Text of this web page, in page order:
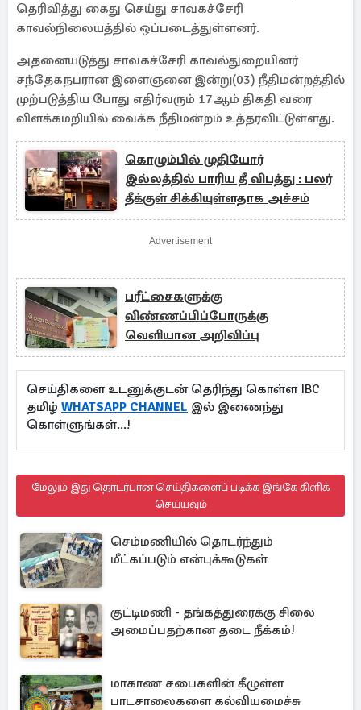
தெரிவித்து கைது செய்து சாவகச்சேரி
காவல்நிலையத்தில் ஒப்படைத்துள்ளனர்.
அதனையடுத்து சாவகச்சேரி காவல்துறையினர்
சந்தேகநபரான இளைஞனை இன்று(03) நீதிமன்றத்தில்
முற்படுத்திய போது எதிர்வரும் 17ஆம் திகதி வரை
விளக்கமறியில் வைக்க நீதிமன்றம் உத்தரவிட்டுள்ளது.
கொழும்பில் முதியோர்
இல்லத்தில் பாரிய தீ விபத்து : பலர்
தீக்குள் சிக்கியுள்ளதாக அச்சம்
Advertisement
பரீட்சைகளுக்கு
விண்ணப்பிப்போருக்கு
வெளியான அறிவிப்பு
செய்திகளை உடனுக்குடன் தெரிந்து கொள்ள IBC
தமிழ் WHATSAPP CHANNEL இல் இணைந்து
கொள்ளுங்கள்...!
மேலும் இது தொடர்பான செய்திகளைப் படிக்க இங்கே கிளிக்
செய்யவும்
செம்மணியில் தொடர்ந்தும்
மீட்கப்படும் என்புக்கூடுகள்
குட்டிமணி - தங்கத்துரைக்கு சிலை
அமைப்பதற்கான தடை நீக்கம்!
மாகாண சபைகளின் கீழுள்ள
பாடசாலைகளை கல்வியமைச்சு